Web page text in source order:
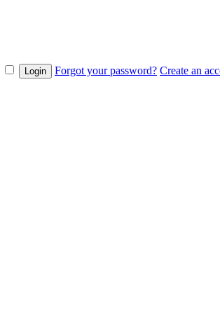
Forgot your password? Create an